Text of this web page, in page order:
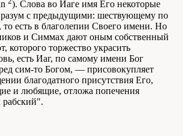
). Слова во Иаге имя Его некоторые
с предыдущими: шествующему по
есть в благолепии Своего имени. Но
и Симмах дают оным собственный
которого торжество украсить
есть Иаг, по самому имени Бог
сим-то Богом, — присовокупляет
благодатного присутствия Его,
и любящие, отложа попечения
рабский".